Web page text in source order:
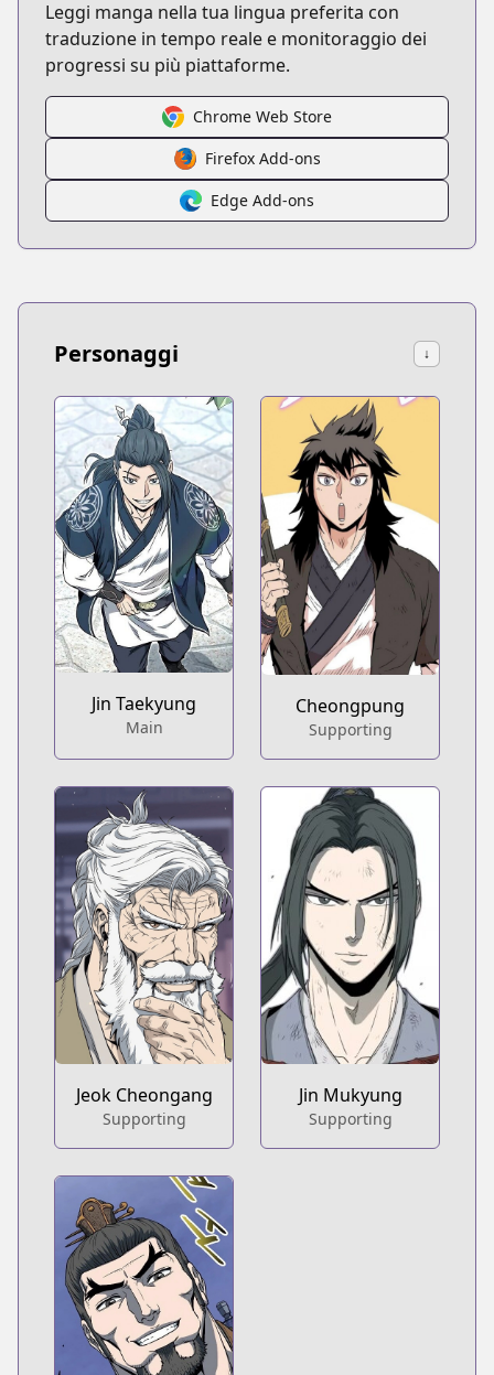
Leggi manga nella tua lingua preferita con
traduzione in tempo reale e monitoraggio dei
progressi su più piattaforme.
Chrome Web Store
Firefox Add-ons
Edge Add-ons
Personaggi ↓
Jin Taekyung
Main
Cheongpung
Supporting
Jeok Cheongang
Supporting
Jin Mukyung
Supporting